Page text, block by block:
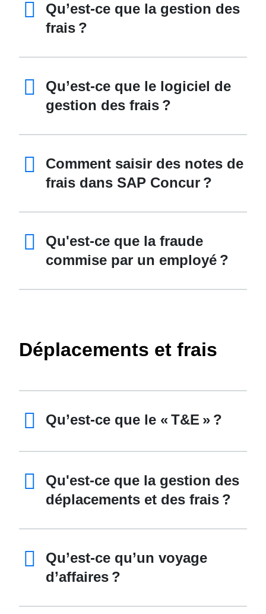
Qu’est-ce que la gestion des
frais ?
Qu’est-ce que le logiciel de
gestion des frais ?
Comment saisir des notes de
frais dans SAP Concur ?
Qu'est-ce que la fraude
commise par un employé ?
Déplacements et frais
Qu’est-ce que le « T&E » ?
Qu'est-ce que la gestion des
déplacements et des frais ?
Qu’est-ce qu’un voyage
d’affaires ?